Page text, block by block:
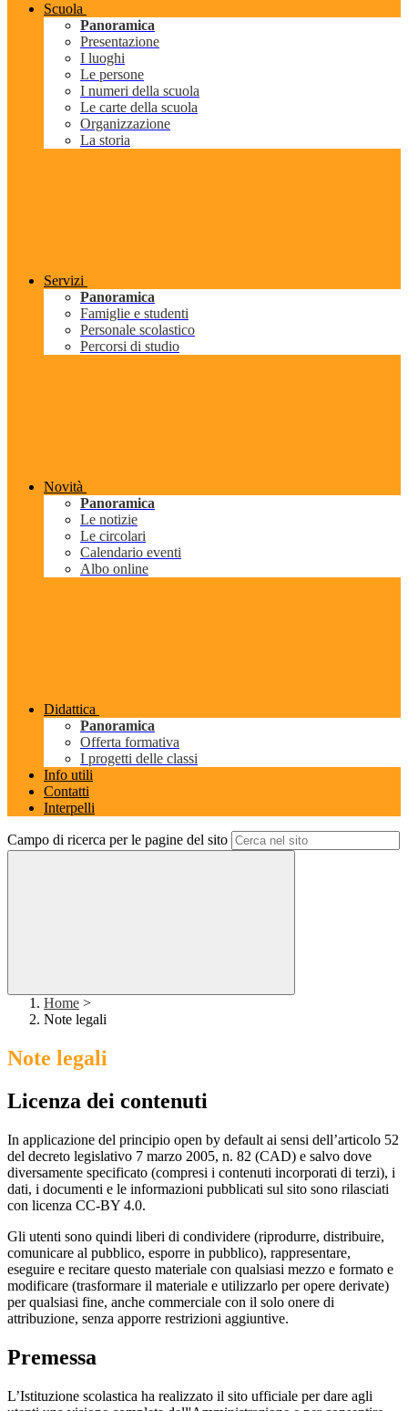
Scuola
Panoramica
Presentazione
I luoghi
Le persone
I numeri della scuola
Le carte della scuola
Organizzazione
La storia
Servizi
Panoramica
Famiglie e studenti
Personale scolastico
Percorsi di studio
Novità
Panoramica
Le notizie
Le circolari
Calendario eventi
Albo online
Didattica
Panoramica
Offerta formativa
I progetti delle classi
Info utili
Contatti
Interpelli
Campo di ricerca per le pagine del sito
Home >
Note legali
Note legali
Licenza dei contenuti
In applicazione del principio open by default ai sensi dell’articolo 52
del decreto legislativo 7 marzo 2005, n. 82 (CAD) e salvo dove
diversamente specificato (compresi i contenuti incorporati di terzi), i
dati, i documenti e le informazioni pubblicati sul sito sono rilasciati
con licenza CC-BY 4.0.
Gli utenti sono quindi liberi di condividere (riprodurre, distribuire,
comunicare al pubblico, esporre in pubblico), rappresentare,
eseguire e recitare questo materiale con qualsiasi mezzo e formato e
modificare (trasformare il materiale e utilizzarlo per opere derivate)
per qualsiasi fine, anche commerciale con il solo onere di
attribuzione, senza apporre restrizioni aggiuntive.
Premessa
L’Istituzione scolastica ha realizzato il sito ufficiale per dare agli